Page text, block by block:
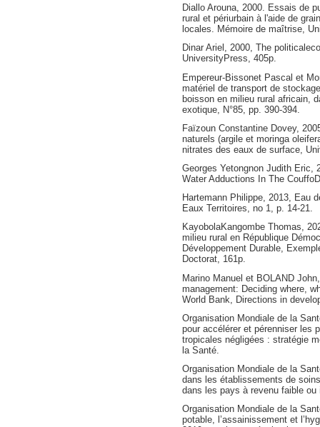
Diallo Arouna, 2000. Essais de
rural et périurbain à l'aide de
locales. Mémoire de maîtrise,
Dinar Ariel, 2000, The
UniversityPress, 405p.
Empereur-Bissonet Pascal et
matériel de transport de
boisson en milieu rural africain,
exotique, N°85, pp. 390-394.
Faïzoun Constantine Dovey,
naturels (argile et moringa
nitrates des eaux de surface,
Georges Yetongnon Judith Eric,
Water Adductions In The
Hartemann Philippe, 2013, Eau
Eaux Territoires, no 1, p. 14-21.
KayobolaKangombe Thomas,
milieu rural en République
Développement Durable,
Doctorat, 161p.
Marino Manuel et BOLAND
management: Deciding where,
World Bank, Directions in
Organisation Mondiale de la
pour accélérer et pérenniser les
tropicales négligées : stratégie
la Santé.
Organisation Mondiale de la
dans les établissements de
dans les pays à revenu faible ou
Organisation Mondiale de la
potable, l’assainissement et